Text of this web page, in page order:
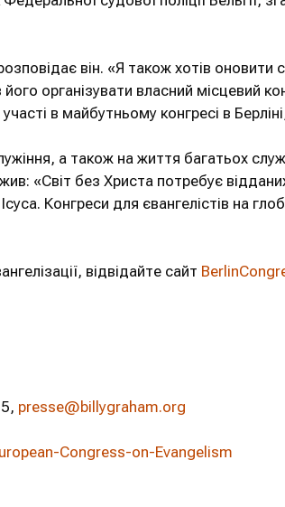
він. «Я також хотів
організувати власний місцевий
в майбутньому конгресі в
а також на життя багатьох
«Світ без Христа потребує
Конгреси для євангелістів на
відвідайте сайт
presse@billygraham.org
Congress-on-Evangelism